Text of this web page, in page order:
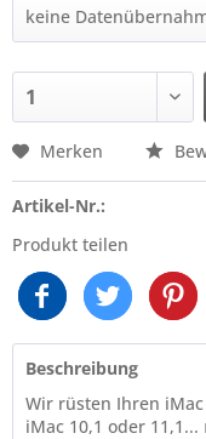
Merken
Artikel-Nr.:
Produkt teilen
Beschreibung
Wir rüsten Ihren
iMac 10,1 oder 11,1...